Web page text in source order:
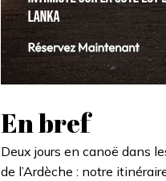
En bref
Deux jours en canoë dans
de l’Ardèche : notre